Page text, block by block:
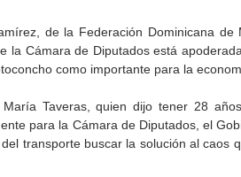
de la Federación Dominicana de
la Cámara de Diputados está
como importante para la
Taveras, quien dijo tener 28
para la Cámara de Diputados, el
transporte buscar la solución al caos